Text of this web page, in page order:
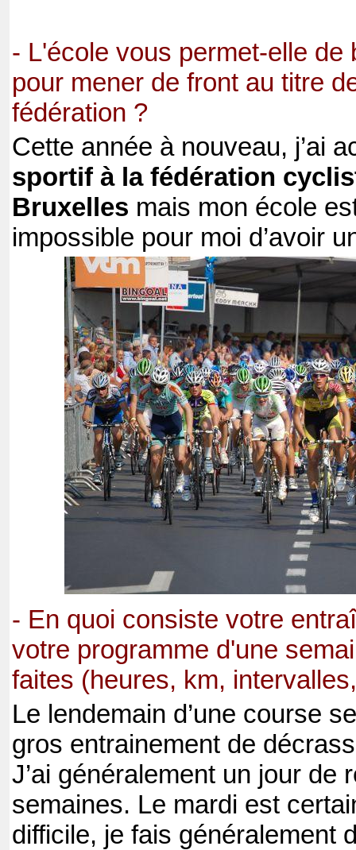
- L'école vous permet-elle de
pour mener de front au titre
fédération ?
Cette année à nouveau, j’ai
sportif à la fédération
Bruxelles mais mon école
impossible pour moi d’avoir
- En quoi consiste votre
votre programme d'une
faites (heures, km,
Le lendemain d’une course
gros entrainement de
J’ai généralement un jour de
semaines. Le mardi est
difficile, je fais généralement